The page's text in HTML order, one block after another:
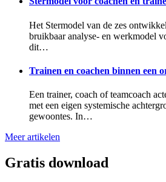
Het Stermodel van de zes
bruikbaar analyse- en werkmodel
dit…
Trainen en coachen binnen een
Een trainer, coach of teamcoach
met een eigen systemische
gewoontes. In…
Meer artikelen
Gratis download